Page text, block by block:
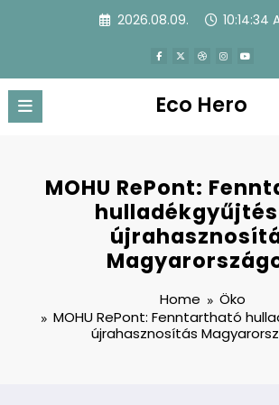
2026.08.09. 10:14:34
Eco Hero
MOHU RePont:
Home
Öko
MOHU RePont: Fenntartható
újrahasznosítás